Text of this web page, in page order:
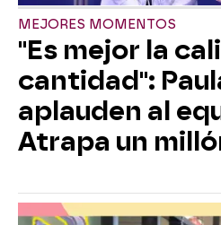
MEJORES MOMENTOS
"Es mejor la
cantidad":
aplauden al
Atrapa un